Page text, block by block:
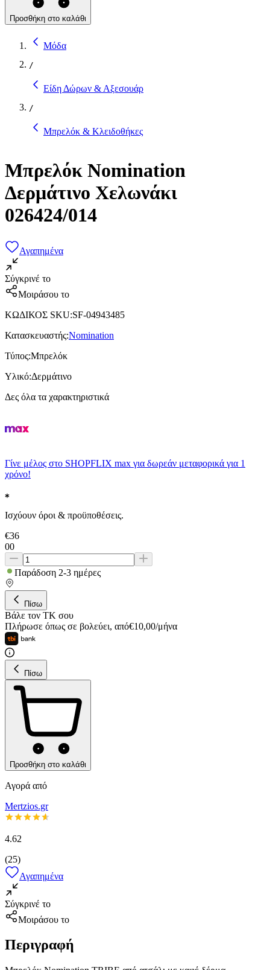
Προσθήκη στο καλάθι
Μόδα
/
Είδη Δώρων & Αξεσουάρ
/
Μπρελόκ & Κλειδοθήκες
Μπρελόκ Nomination
Δερμάτινο Χελωνάκι
026424/014
Αγαπημένα
Σύγκρινέ το
Μοιράσου το
ΚΩΔΙΚΟΣ SKU:SF-04943485
Κατασκευαστής:Nomination
Τύπος:Μπρελόκ
Υλικό:Δερμάτινο
Δες όλα τα χαρακτηριστικά
Γίνε μέλος στο SHOPFLIX max για δωρεάν μεταφορικά για 1
χρόνο!
Ισχύουν όροι & προϋποθέσεις.
€36
00
Παράδοση 2-3 ημέρες
Πίσω
Βάλε τον ΤΚ σου
Πλήρωσε όπως σε βολεύει, από€10,00/μήνα
Πίσω
Προσθήκη στο καλάθι
Αγορά από
Mertzios.gr
4.62
(25)
Αγαπημένα
Σύγκρινέ το
Μοιράσου το
Περιγραφή